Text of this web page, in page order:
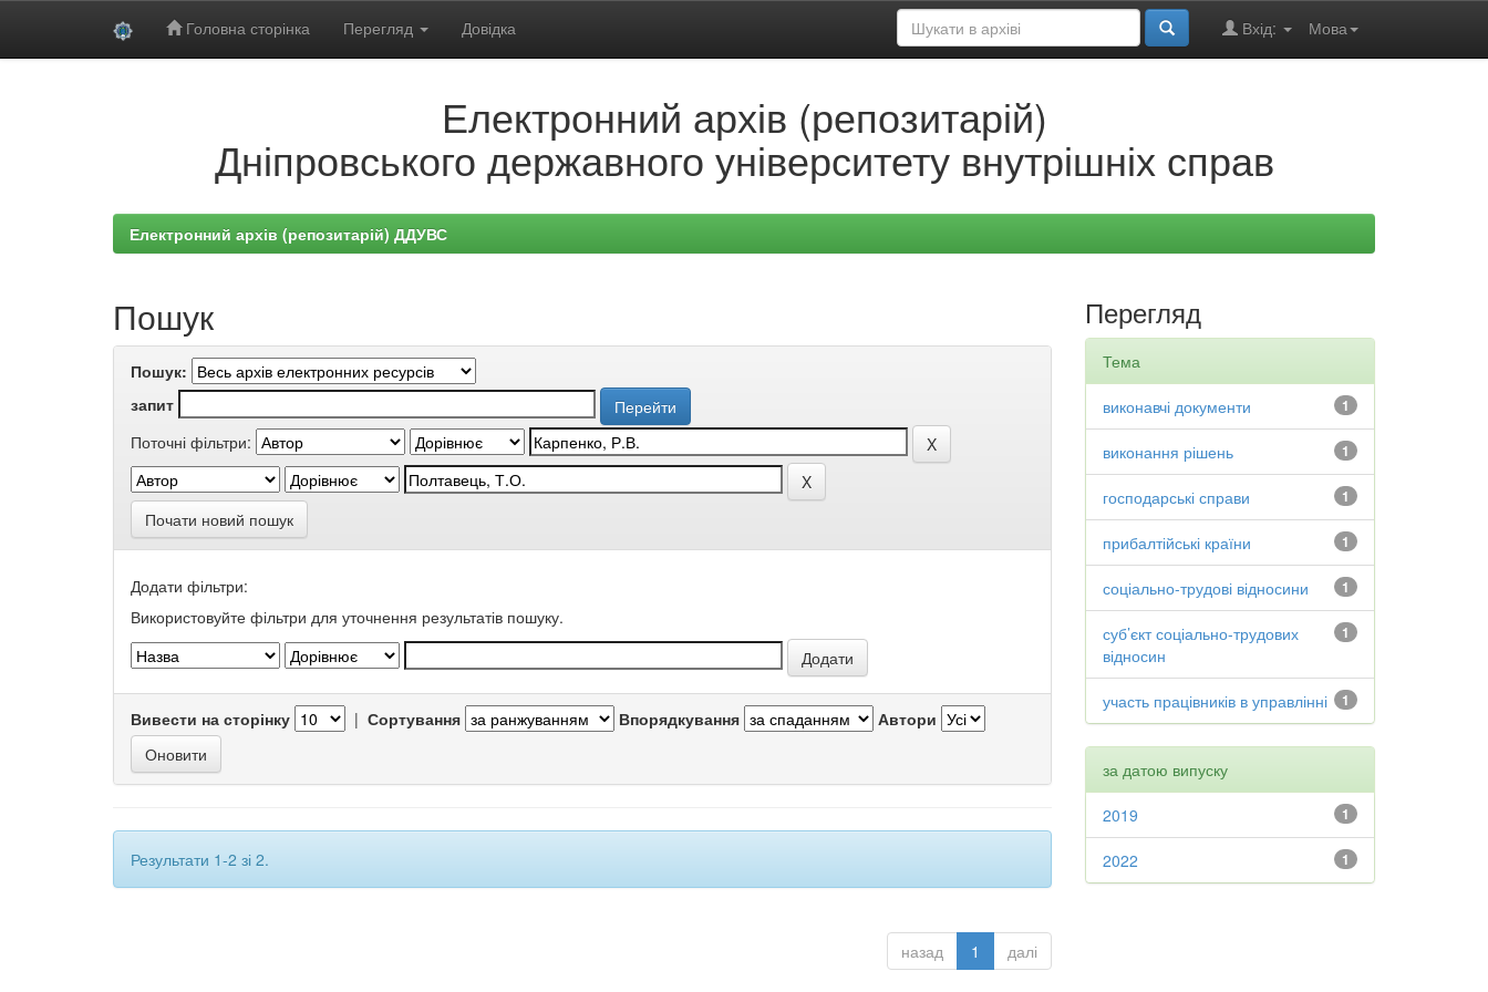
Головна сторінка Перегляд Довідка Мова
Вхід:
Електронний архів (репозитарій)
Дніпровського державного університету внутрішніх справ
Електронний архів (репозитарій) ДДУВС
Пошук
Пошук:
запит
Поточні фільтри:
Почати новий пошук
Додати фільтри:
Використовуйте фільтри для уточнення результатів пошуку.
Вивести на сторінку | Сортування Впорядкування Автори
Результати 1-2 зі 2.
назад 1 далі
Перегляд
Тема
1
виконавчі документи
1
виконання рішень
1
господарські справи
1
прибалтійські країни
1
соціально-трудові відносини
1
суб’єкт соціально-трудових
відносин
1
участь працівників в управлінні
за датою випуску
1
2019
1
2022